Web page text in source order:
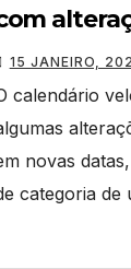
2026
15 JANEIRO,
calendário
novas
categoria